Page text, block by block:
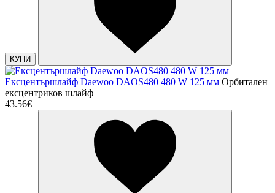
КУПИ
Ексцентършлайф Daewoo DAOS480 480 W 125 мм Орбитален
ексцентриков шлайф
43.56€